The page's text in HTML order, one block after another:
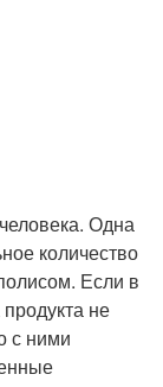
Одна
количество
Если в
не
с ними